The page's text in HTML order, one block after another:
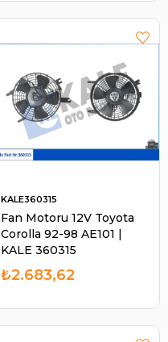
Fan Motoru 12V Toyota
Corolla 92-98 AE101 |
KALE 360315
KALE360315
₺2.683,62